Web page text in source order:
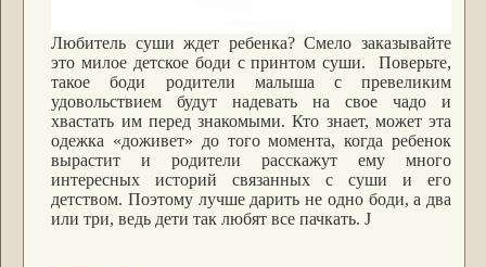
Любитель суши ждет ребенка? Смело заказывайте
это милое детское боди с принтом суши. Поверьте,
такое боди родители малыша с превеликим
удовольствием будут надевать на свое чадо и
хвастать им перед знакомыми. Кто знает, может эта
одежка «доживет» до того момента, когда ребенок
вырастит и родители расскажут ему много
интересных историй связанных с суши и его
детством. Поэтому лучше дарить не одно боди, а два
или три, ведь дети так любят все пачкать.J